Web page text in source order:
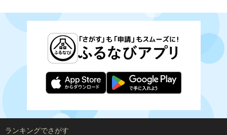
ランキングでさがす